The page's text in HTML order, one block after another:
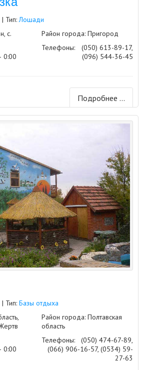
| Тип:Лошади
с.
0:00
Район города: Пригород
Телефоны:
(050) 613-89-17,
(096) 544-36-45
Подробнее ...
Тип: Базы отдыха
0:00
Район города: Полтавская
область
Телефоны:
(050) 474-67-89,
(066) 906-16-57, (0534) 59-
27-63